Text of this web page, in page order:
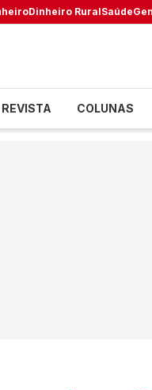
Dinheiro RuralSaúde
REVISTA COLUNAS